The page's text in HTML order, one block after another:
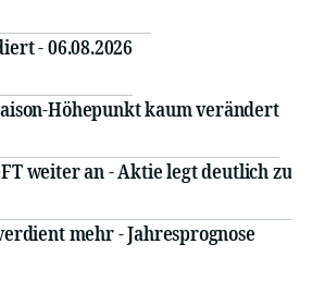
- 06.08.2026
Höhepunkt kaum verändert
weiter an - Aktie legt deutlich zu
mehr - Jahresprognose